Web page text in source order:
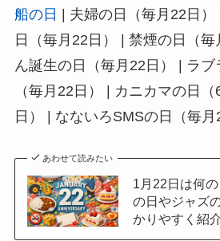
船の日 | 夫婦の日（毎月22日
日（毎月22日） | 禁煙の日（
ん誕生の日（毎月22日） | ラブ
（毎月22日） | カニカマの日
日） | なないろSMSの日（毎
あわせて読みたい
1月22日は何
の日やジャズ
かりやすく紹